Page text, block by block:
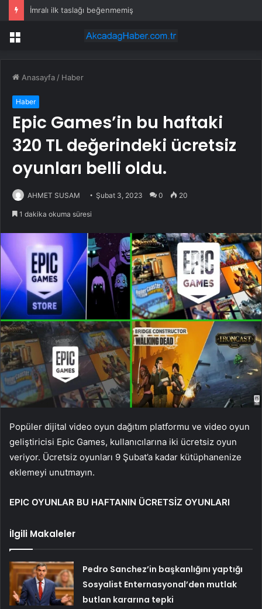
İmralı ilk taslağı beğenmemiş
Menü
Anasayfa / Haber
Haber
Epic Games’in bu haftaki
320 TL değerindeki ücretsiz
oyunları belli oldu.
AHMET SUSAM Şubat 3, 2023 0 20
1 dakika okuma süresi
Popüler dijital video oyun dağıtım platformu ve video oyun
geliştiricisi Epic Games, kullanıcılarına iki ücretsiz oyun
veriyor. Ücretsiz oyunları 9 Şubat’a kadar kütüphanenize
eklemeyi unutmayın.
EPIC OYUNLAR BU HAFTANIN ÜCRETSİZ OYUNLARI
İlgili Makaleler
Pedro Sanchez’in başkanlığını yaptığı
Sosyalist Enternasyonal’den mutlak
butlan kararına tepki